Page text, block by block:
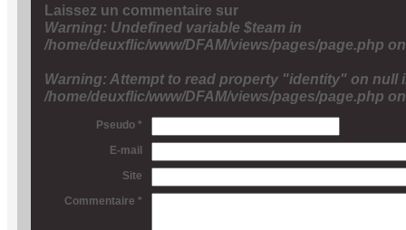
Laissez un commentaire sur
Warning: Undefined variable $team in
/home/deuxflic/www/DFAM/views/pages/page.php
Warning: Attempt to read property "identity" on null
/home/deuxflic/www/DFAM/views/pages/page.php
Pseudo *
E-mail
Site
Commentaire *